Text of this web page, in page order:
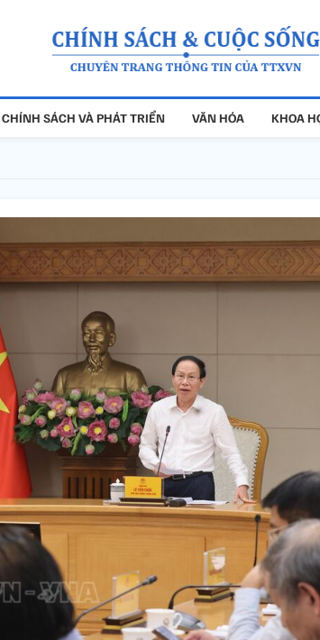
CHÍNH SÁCH VÀ PHÁT TRIỂN VĂN HÓA KHOA